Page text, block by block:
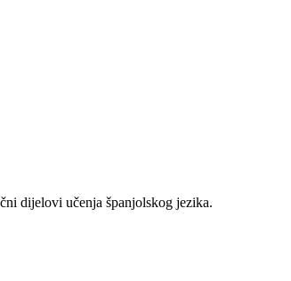
dijelovi učenja španjolskog jezika.